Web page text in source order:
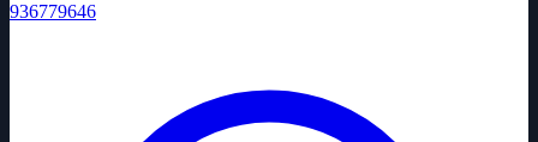
936779646